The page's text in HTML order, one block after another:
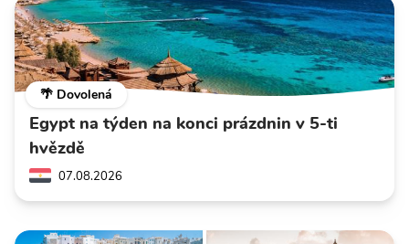
🌴 Dovolená
Egypt na týden na konci prázdnin v 5-ti
hvězdě
07.08.2026